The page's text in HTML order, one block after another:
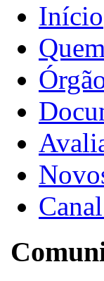
Início